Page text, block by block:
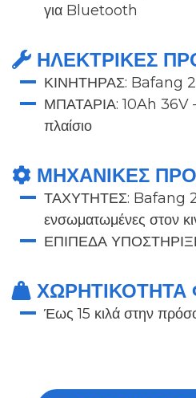
για Bluetooth
ΗΛΕΚΤΡΙΚΈΣ
ΚΙΝΗΤΗΡΑΣ: Bafang
ΜΠΑΤΑΡΙΑ: 10Ah 36V
πλαίσιο
ΜΗΧΑΝΙΚΈΣ
ΤΑΧΥΤΗΤΕΣ: Bafang 2-
ενσωματωμένες στον
ΕΠΙΠΕΔΑ
Έως 15 κιλά στην